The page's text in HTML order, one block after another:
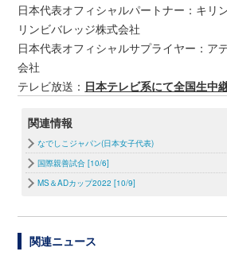
日本代表オフィシャルパートナー：キリ
リンビバレッジ株式会社
日本代表オフィシャルサプライヤー：ア
会社
テレビ放送： 日本テレビ系にて全国生中
関連情報
なでしこジャパン(日本女子代表)
国際親善試合 [10/6]
MS＆ADカップ2022 [10/9]
関連ニュース